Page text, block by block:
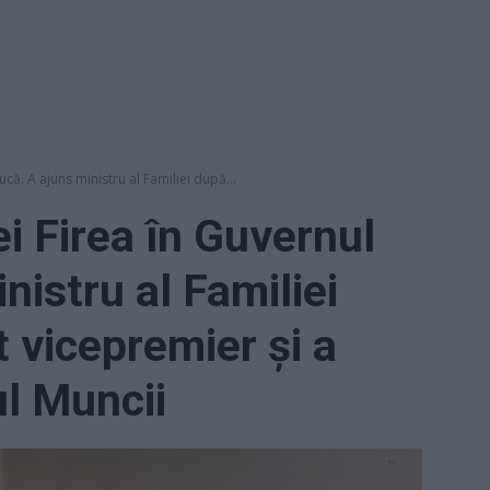
A ajuns ministru al Familiei după...
Firea în Guvernul
al Familiei
vicepremier și a
Muncii